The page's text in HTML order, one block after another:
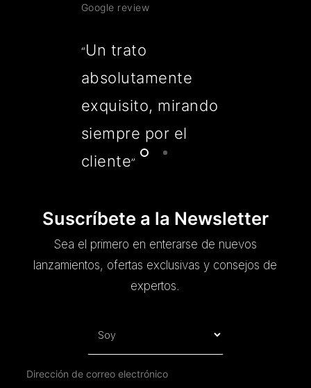
Google review
“Un trato
absolutamente
exquisito, mirando
siempre por el
cliente”
Suscríbete a la Newsletter
Sea el primero en enterarse de nuevos
lanzamientos, ofertas exclusivas y consejos de
expertos.